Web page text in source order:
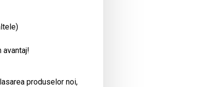
avantaj!
produselor noi,